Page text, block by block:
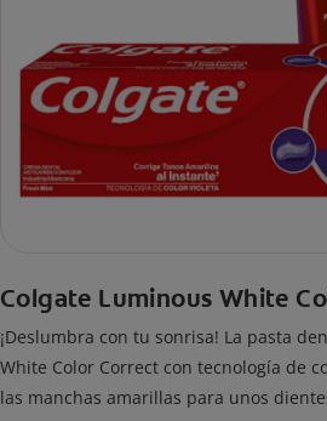
Colgate Luminous White
¡Deslumbra con tu sonrisa! La pasta
White Color Correct con tecnología de
las manchas amarillas para unos